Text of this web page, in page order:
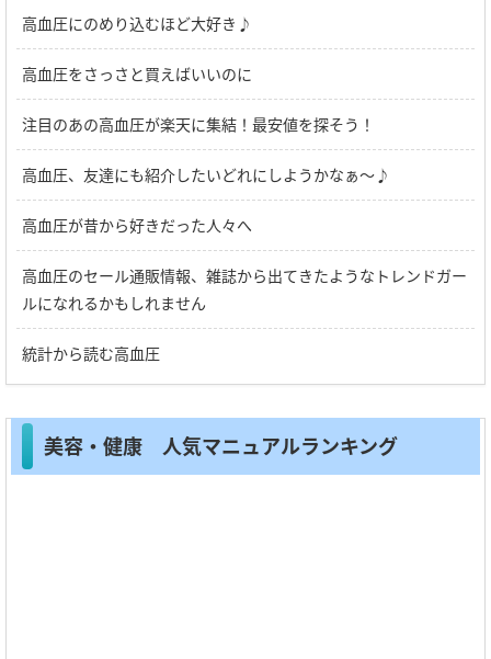
高血圧にのめり込むほど大好き♪
高血圧をさっさと買えばいいのに
注目のあの高血圧が楽天に集結！最安値を探そう！
高血圧、友達にも紹介したいどれにしようかなぁ～♪
高血圧が昔から好きだった人々へ
高血圧のセール通販情報、雑誌から出てきたようなトレンドガー
ルになれるかもしれません
統計から読む高血圧
美容・健康 人気マニュアルランキング